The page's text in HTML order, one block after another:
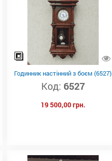
Годинник настінний з боєм (6527)
Код: 6527
19 500,00 грн.